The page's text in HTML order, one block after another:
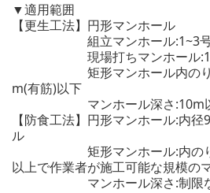
▼適用範囲
【更生工法】円形マンホール
組立マンホール:1~3
現場打ちマンホール
矩形マンホール内のり寸
m(有筋)以下
マンホール深さ:10m
【防食工法】円形マンホール:内
ル
矩形マンホール:内のり寸
以上で作業者が施工可能な規模の
マンホール深さ:制限